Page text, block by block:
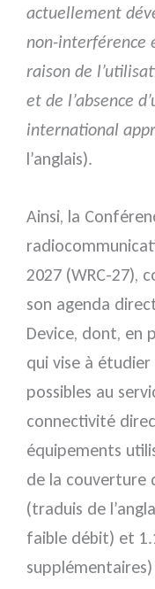
actuellement
non-interférence
raison de
et de l’absence
international
l’anglais).
Ainsi, la
2027 (WRC-27),
son agenda
Device, dont, en
qui vise à
possibles au
connectivité
équipements
de la couverture
(traduis de
faible débit) et